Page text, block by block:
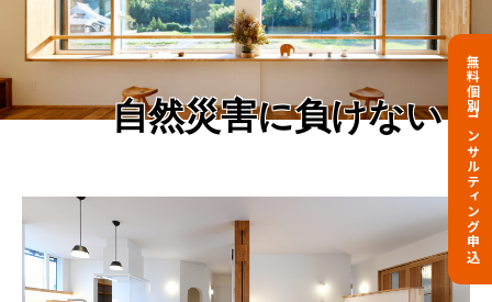
無料個別コンサルティング申込
自然災害に負けない